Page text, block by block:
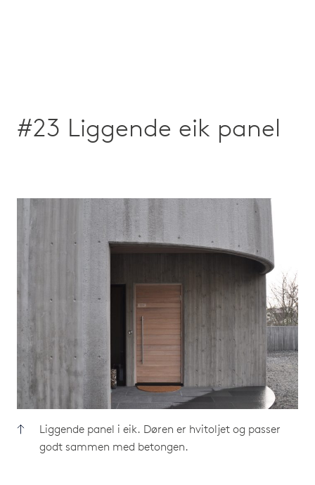
#23 Liggende eik panel
Liggende panel i eik. Døren er hvitoljet og passer
godt sammen med betongen.